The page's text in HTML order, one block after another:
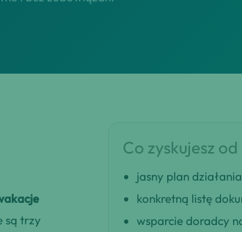
są trzy
Co zyskujesz
jasny plan
konkretną listę
wsparcie doradcy